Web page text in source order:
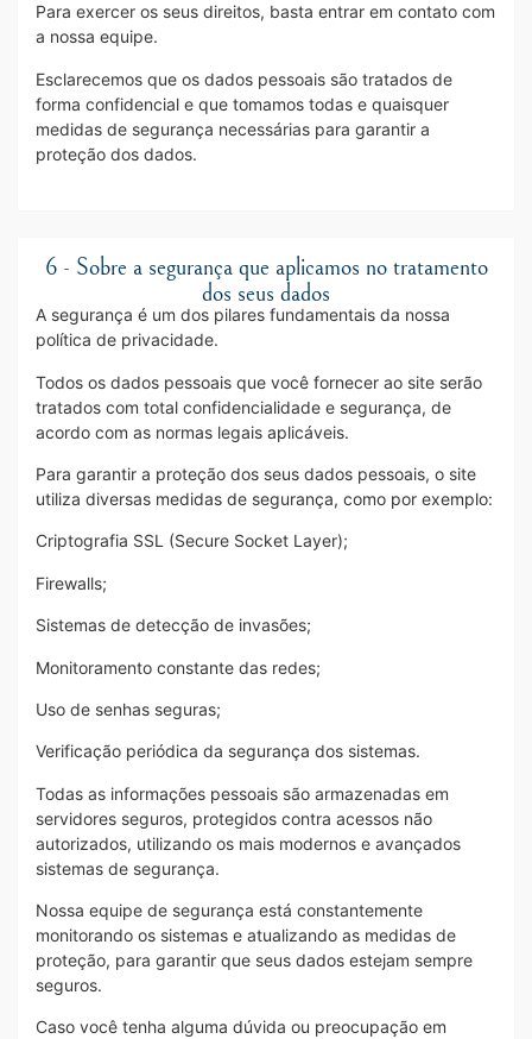
Para exercer os seus direitos, basta entrar em contato com
a nossa equipe.
Esclarecemos que os dados pessoais são tratados de
forma confidencial e que tomamos todas e quaisquer
medidas de segurança necessárias para garantir a
proteção dos dados.
6 - Sobre a segurança que aplicamos no tratamento
dos seus dados
A segurança é um dos pilares fundamentais da nossa
política de privacidade.
Todos os dados pessoais que você fornecer ao site serão
tratados com total confidencialidade e segurança, de
acordo com as normas legais aplicáveis.
Para garantir a proteção dos seus dados pessoais, o site
utiliza diversas medidas de segurança, como por exemplo:
Criptografia SSL (Secure Socket Layer);
Firewalls;
Sistemas de detecção de invasões;
Monitoramento constante das redes;
Uso de senhas seguras;
Verificação periódica da segurança dos sistemas.
Todas as informações pessoais são armazenadas em
servidores seguros, protegidos contra acessos não
autorizados, utilizando os mais modernos e avançados
sistemas de segurança.
Nossa equipe de segurança está constantemente
monitorando os sistemas e atualizando as medidas de
proteção, para garantir que seus dados estejam sempre
seguros.
Caso você tenha alguma dúvida ou preocupação em